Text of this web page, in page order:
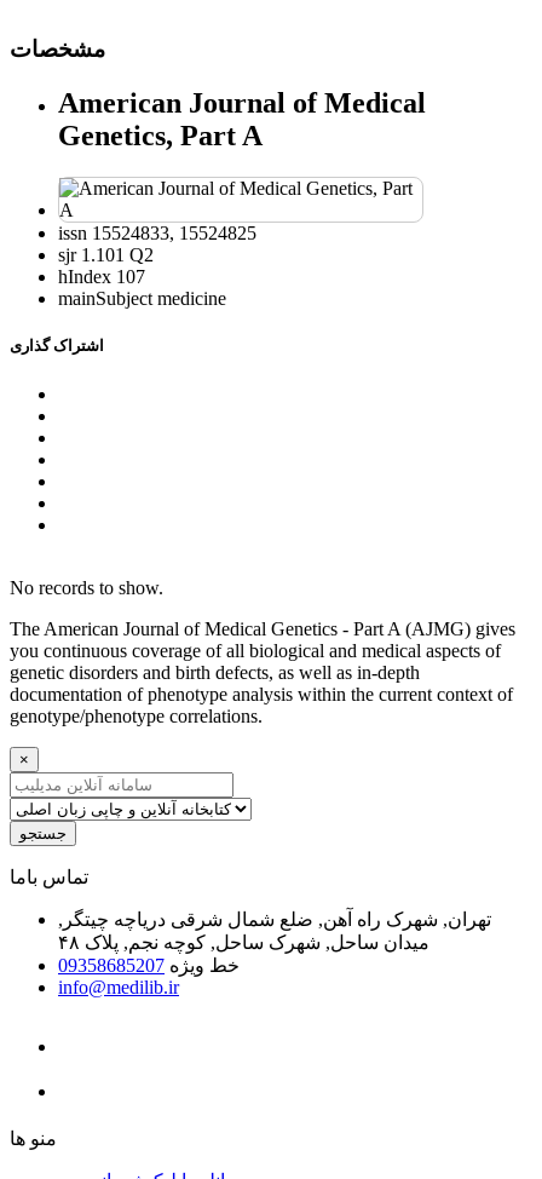
مشخصات
American Journal of Medical
Genetics, Part A
issn 15524833, 15524825
sjr 1.101 Q2
hIndex 107
mainSubject medicine
اشتراک گذاری
No records to show.
The American Journal of Medical Genetics - Part A (AJMG) gives
you continuous coverage of all biological and medical aspects of
genetic disorders and birth defects, as well as in-depth
documentation of phenotype analysis within the current context of
genotype/phenotype correlations.
×
جستجو
ﺗﻤﺎﺱ ﺑﺎﻣﺎ
تهران, شهرک راه آهن, ضلع شمال شرقی دریاچه چیتگر,
میدان ساحل, شهرک ساحل, کوچه نجم, پلاک ۴۸
خط ویژه 09358685207
info@medilib.ir
ﻣﻨﻮ ﻫﺎ